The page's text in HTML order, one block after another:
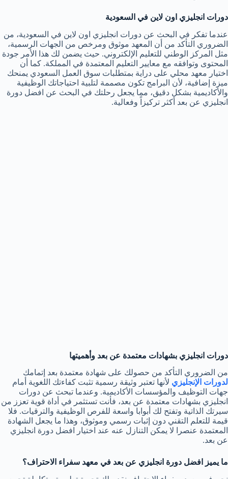
دورات انجليزي اون لاين في السعودية
عندما تفكر في البحث عن دورات انجليزي اون لاين في السعودية، من
الضروري التأكد من أن المعهد موثوق ومرخص من الجهات الرسمية،
مثل المركز الوطني للتعليم الإلكتروني. حيث يضمن لك هذا الأمر جودة
المحتوى وتوافقه مع معايير التعليم المعتمدة في المملكة. كما أن
اختيار معهد محلي على دراية بمتطلبات سوق العمل السعودي يمنحك
ميزة إضافية، لأن البرامج تكون مصممة لتلبية احتياجاتك الوظيفية
والأكاديمية بشكل دقيق، مما يجعل رحلتك في البحث عن افضل دورة
انجليزي عن بعد أكثر تركيزاً وفعالية.
دورات انجليزي بشهادات معتمدة عن بعد وأهميتها
من الضروري التأكد من حصولك على شهادة معتمدة بعد إتمامك
لدورات الإنجليزي لأنها تعتبر وثيقة رسمية تثبت كفاءتك اللغوية أمام
جهات التوظيف والمؤسسات الأكاديمية. وعندما تبحث عن دورات
انجليزي بشهادات معتمدة عن بعد، فأنت تستثمر في أداة قوية تعزز من
سيرتك الذاتية وتفتح لك أبوابا واسعة للفرص الوظيفية والترقيات. فلا
قيمة للتعلم التقني دون إثبات رسمي وموثوق، وهذا ما يجعل الشهادة
المعتمدة عنصرا لا يمكن التنازل عنه عند اختيار افضل دورة انجليزي
عن بعد.
ما يميز افضل دورة انجليزي عن بعد في معهد سفراء الاحتراف؟